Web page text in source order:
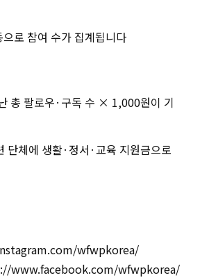
로 참여 수가 집계됩니다
총 팔로우· 구독 수 × 1,000원이 기
단체에 생활· 정서 ·교육 지원금으로
wfwpkorea/
www.facebook.com/wfwpkorea/